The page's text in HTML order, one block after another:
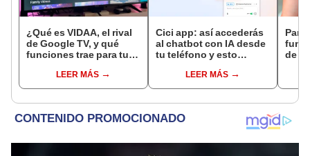
¿Qué es VIDAA, el rival
de Google TV, y qué
funciones trae para tu
LEER MÁS
Cici app: así accederás
al chatbot con IA desde
tu teléfono y esto
LEER MÁS
Para
de